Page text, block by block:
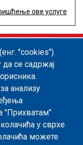
ове услуге
Политика квалитета
"cookies").
да се садржај
анализу
"Прихватам"
у сврхе
можете